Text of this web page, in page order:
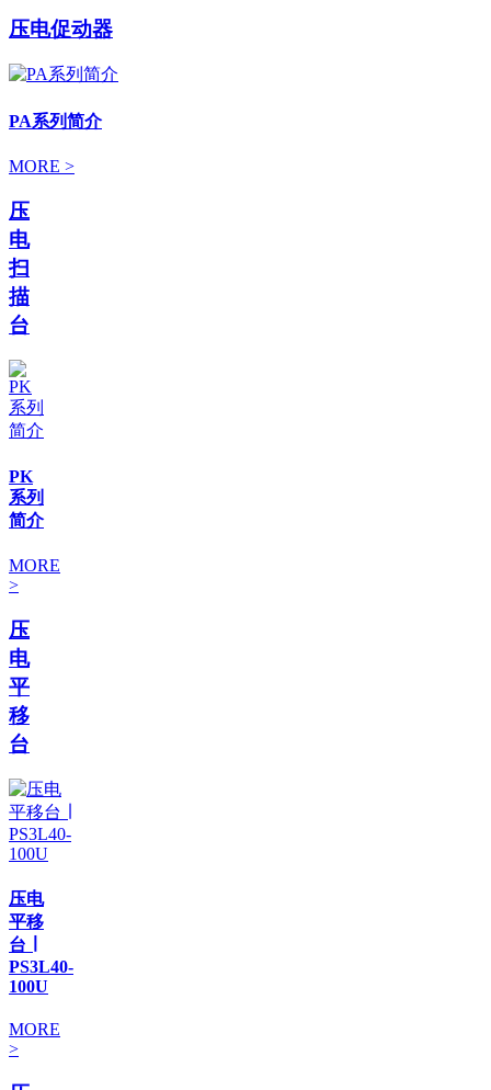
压电促动器
PA系列简介
MORE >
压
电
扫
描
台
PK
系列
简介
MORE
>
压
电
平
移
台
压电
平移
台 ∣
PS3L40-
100U
MORE
>